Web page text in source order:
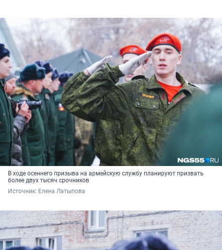
В ходе осеннего призыва на армейскую службу планируют призвать
более двух тысяч срочников
Источник: Елена Латыпова